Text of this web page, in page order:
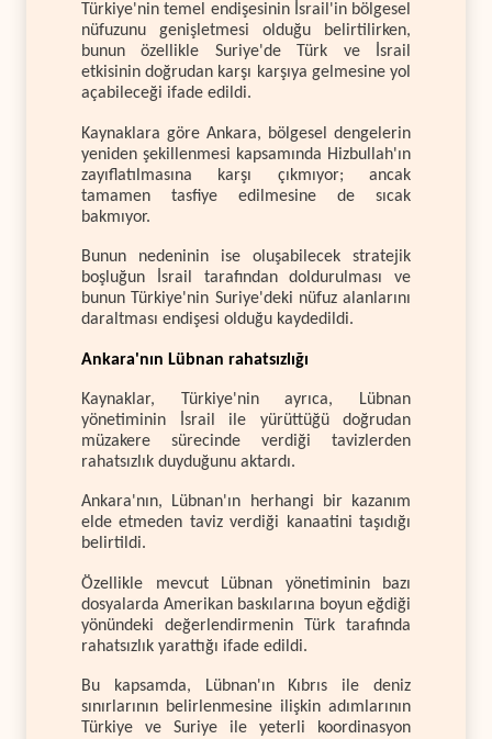
Türkiye'nin temel endişesinin İsrail'in bölgesel
nüfuzunu genişletmesi olduğu belirtilirken,
bunun özellikle Suriye'de Türk ve İsrail
etkisinin doğrudan karşı karşıya gelmesine yol
açabileceği ifade edildi.
Kaynaklara göre Ankara, bölgesel dengelerin
yeniden şekillenmesi kapsamında Hizbullah'ın
zayıflatılmasına karşı çıkmıyor; ancak
tamamen tasfiye edilmesine de sıcak
bakmıyor.
Bunun nedeninin ise oluşabilecek stratejik
boşluğun İsrail tarafından doldurulması ve
bunun Türkiye'nin Suriye'deki nüfuz alanlarını
daraltması endişesi olduğu kaydedildi.
Ankara'nın Lübnan rahatsızlığı
Kaynaklar, Türkiye'nin ayrıca, Lübnan
yönetiminin İsrail ile yürüttüğü doğrudan
müzakere sürecinde verdiği tavizlerden
rahatsızlık duyduğunu aktardı.
Ankara'nın, Lübnan'ın herhangi bir kazanım
elde etmeden taviz verdiği kanaatini taşıdığı
belirtildi.
Özellikle mevcut Lübnan yönetiminin bazı
dosyalarda Amerikan baskılarına boyun eğdiği
yönündeki değerlendirmenin Türk tarafında
rahatsızlık yarattığı ifade edildi.
Bu kapsamda, Lübnan'ın Kıbrıs ile deniz
sınırlarının belirlenmesine ilişkin adımlarının
Türkiye ve Suriye ile yeterli koordinasyon